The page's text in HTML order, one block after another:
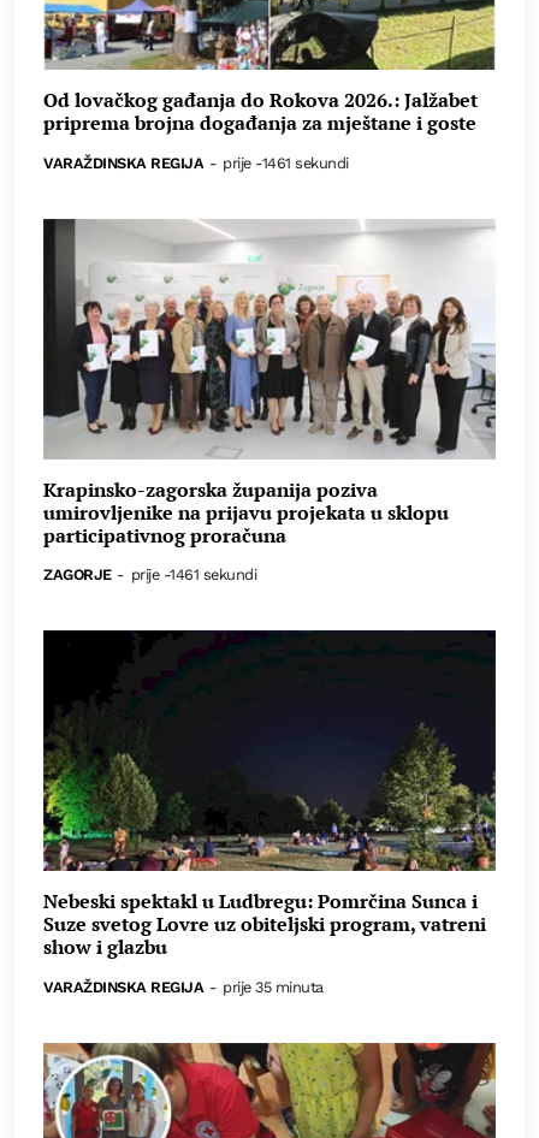
Od lovačkog gađanja do Rokova 2026.: Jalžabet
priprema brojna događanja za mještane i goste
VARAŽDINSKA REGIJA - prije -1461 sekundi
Krapinsko-zagorska županija poziva
umirovljenike na prijavu projekata u sklopu
participativnog proračuna
ZAGORJE - prije -1461 sekundi
Nebeski spektakl u Ludbregu: Pomrčina Sunca i
Suze svetog Lovre uz obiteljski program, vatreni
show i glazbu
VARAŽDINSKA REGIJA - prije 35 minuta